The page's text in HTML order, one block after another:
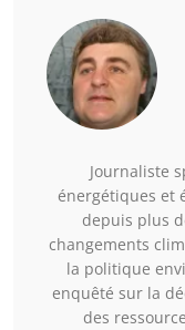
Journaliste
énergétiques et
depuis plus
changements
la politique
enquêté sur la
des